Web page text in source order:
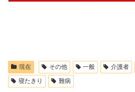
現在 その他 一般 介護者
寝たきり
難病